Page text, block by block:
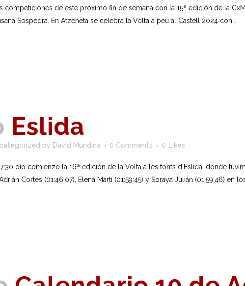
competiciones de este próximo fin de semana con la 15ª edición de la
Sospedra. En Atzeneta se celebra la Volta a peu al Castell 2024 con...
Eslida
by David Mundina 0 Comments 0 Likes
dio comienzo la 16ª edición de la Volta a les fonts d’Eslida, donde
Cortés (01:46:07), Elena Martí (01:59:45) y Soraya Julián (01:59:46) en